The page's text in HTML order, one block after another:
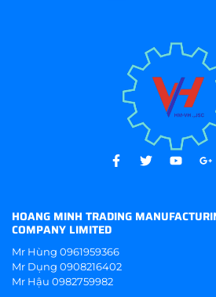
HOANG MINH TRADING
COMPANY LIMITED
Mr Hùng 0961959366
Mr Dụng 0908216402
Mr Hậu 0982759982